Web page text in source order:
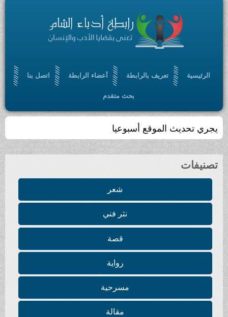
الرئيسية تعريف بالرابطة أعضاء الرابطة اتصل بنا
بحث متقدم
يجري تحديث الموقع أسبوعيا
تصنيفات
شعر
نثر فني
قصة
رواية
مسرحية
مقالة